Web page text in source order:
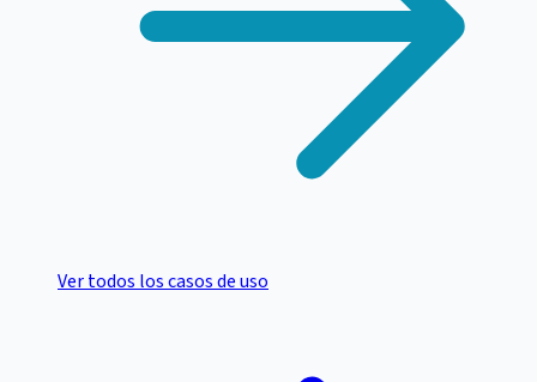
Ver todos los casos de uso